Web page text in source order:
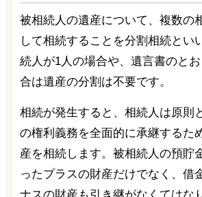
被相続人の遺産について、複数の
して相続することを分割相続とい
続人が1人の場合や、遺言書のと
合は遺産の分割は不要です。
相続が発生すると、相続人は原則
の権利義務を全面的に承継するた
産を相続します。被相続人の預貯
ったプラスの財産だけでなく、借